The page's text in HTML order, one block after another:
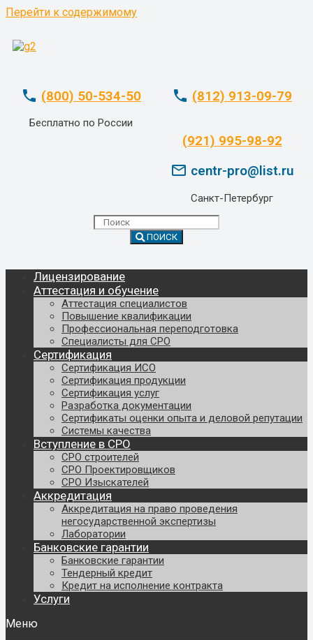
Перейти к содержимому
phone (800) 50-534-50
Бесплатно по России
phone (812) 913-09-79
(921) 995-98-92
mail_outline centr-pro@list.ru
Санкт-Петербург
ПОИСК
Лицензирование
Аттестация и обучение
Аттестация специалистов
Повышение квалификации
Профессиональная переподготовка
Специалисты для СРО
Сертификация
Сертификация ИСО
Сертификация продукции
Сертификация услуг
Разработка документации
Сертификаты оценки опыта и деловой репутации
Системы качества
Вступление в СРО
СРО строителей
СРО Проектировщиков
СРО Изыскателей
Аккредитация
Аккредитация на право проведения
негосударственной экспертизы
Лаборатории
Банковские гарантии
Банковские гарантии
Тендерный кредит
Кредит на исполнение контракта
Услуги
Меню